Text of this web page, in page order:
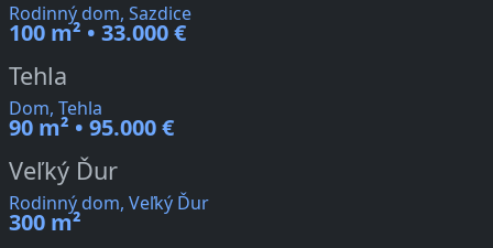
Rodinný dom, Sazdice
100 m² • 33.000 €
Tehla
Dom, Tehla
90 m² • 95.000 €
Veľký Ďur
Rodinný dom, Veľký Ďur
300 m²